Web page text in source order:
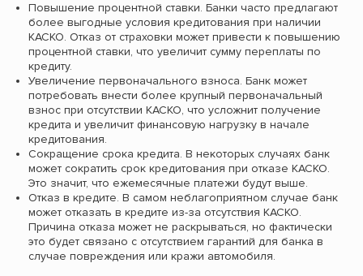
Повышение процентной ставки. Банки часто предлагают
более выгодные условия кредитования при наличии
КАСКО. Отказ от страховки может привести к повышению
процентной ставки, что увеличит сумму переплаты по
кредиту.
Увеличение первоначального взноса. Банк может
потребовать внести более крупный первоначальный
взнос при отсутствии КАСКО, что усложнит получение
кредита и увеличит финансовую нагрузку в начале
кредитования.
Сокращение срока кредита. В некоторых случаях банк
может сократить срок кредитования при отказе КАСКО.
Это значит, что ежемесячные платежи будут выше.
Отказ в кредите. В самом неблагоприятном случае банк
может отказать в кредите из-за отсутствия КАСКО.
Причина отказа может не раскрываться, но фактически
это будет связано с отсутствием гарантий для банка в
случае повреждения или кражи автомобиля.